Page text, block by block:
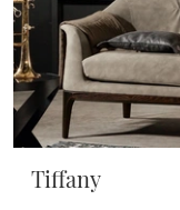
Tiffany